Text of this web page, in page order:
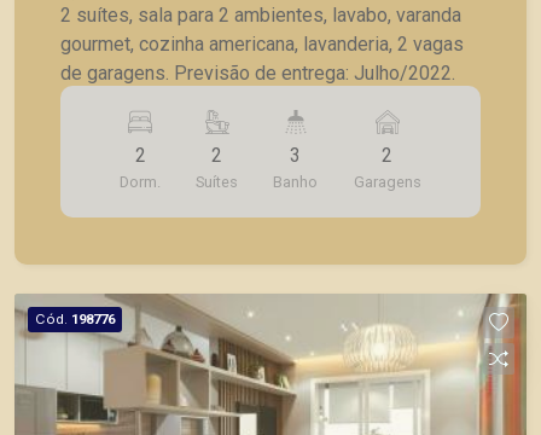
2 suítes, sala para 2 ambientes, lavabo, varanda
gourmet, cozinha americana, lavanderia, 2 vagas
de garagens. Previsão de entrega: Julho/2022.
2
Dorm.
2
Suítes
3
Banho
2
Garagens
Cód. 198776